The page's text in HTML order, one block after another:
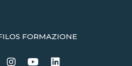
FORMAZIONE